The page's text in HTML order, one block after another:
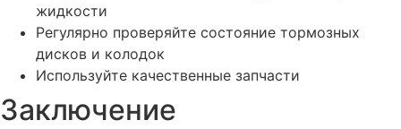
жидкости
Регулярно проверяйте состояние тормозных
дисков и колодок
Используйте качественные запчасти
Заключение